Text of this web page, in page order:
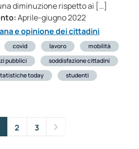
diminuzione rispetto ai […]
Aprile-giugno 2022
e opinione dei cittadini
covid lavoro
mobilità
pubblici
soddisfazione cittadini
today
studenti
2 3